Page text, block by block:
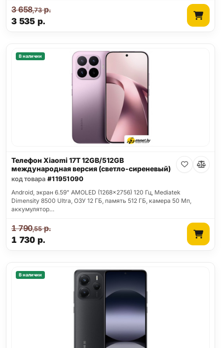
3 535 р.
3 658,73р.
В наличии
Телефон Xiaomi 17T 12GB/512GB
международная версия (светло-сиреневый)
код товара #11951090
Android, экран 6.59" AMOLED (1268x2756) 120 Гц, Mediatek
Dimensity 8500 Ultra, ОЗУ 12 ГБ, память 512 ГБ, камера 50 Мп,
аккумулятор…
1 730 р.
1 790,55р.
В наличии